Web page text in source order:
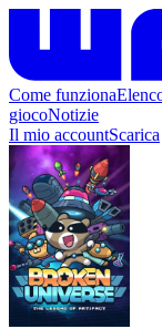
Come funziona
giocoNotizie
Il mio accountScarica